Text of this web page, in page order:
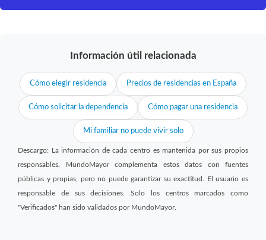
Información útil relacionada
Cómo elegir residencia Precios de residencias en España
Cómo solicitar la dependencia Cómo pagar una residencia
Mi familiar no puede vivir solo
Descargo: La información de cada centro es mantenida por sus propios
responsables. MundoMayor complementa estos datos con fuentes
públicas y propias, pero no puede garantizar su exactitud. El usuario es
responsable de sus decisiones. Solo los centros marcados como
"Verificados" han sido validados por MundoMayor.